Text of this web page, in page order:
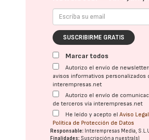
SUSCRIBIRME GRATIS
Marcar todos
Autorizo el envío de
avisos informativos personalizados
interempresas.net
Autorizo el envío de
de terceros vía interempresas.net
He leído y acepto elAviso Legal
Política de Protección de Datos
Responsable: Interempresas Media,
Finalidades: Suscripción a nuestra(s)